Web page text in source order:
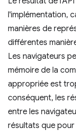
l'implémentation,
manières de
différentes
Les navigateurs
mémoire de la
appropriée est
conséquent, les
entre les
résultats que pour